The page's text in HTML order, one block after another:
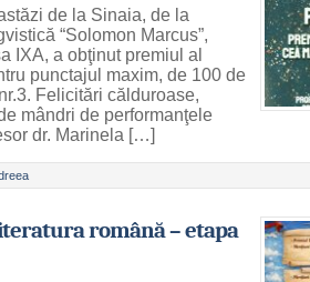
de la Sinaia, de la
“Solomon Marcus”,
IXA, a obţinut premiul al
punctajul maxim, de 100 de
Felicitări călduroase,
mândri de performanţele
dr. Marinela […]
română – etapa